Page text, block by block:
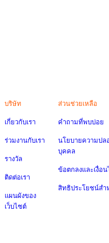
บริษัท
เกี่ยวกับเรา
ร่วมงานกับเรา
รางวัล
ติดต่อเรา
แผนผังของ
เว็บไซต์
ส่วนช่วยเหลือ
คำถามที่พบบ่อย
นโยบายความปล
บุคคล
ข้อตกลงและเงื่อ
สิทธิประโยชน์สำ